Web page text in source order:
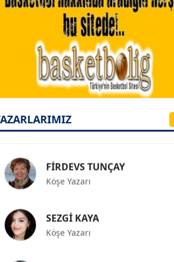
A. BAHRİ VRESKALA
Köşe Yazarı
ESAT ERÇETİNGÖZ
Köşe Yazarı
Köşe Yazarı
Köşe Yazarı